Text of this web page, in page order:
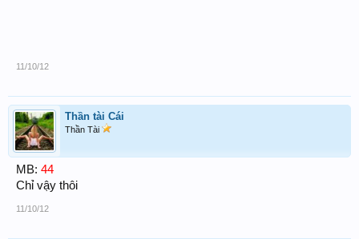
11/10/12
Thần tài Cái
Thần Tài
MB: 44
Chỉ vậy thôi
11/10/12